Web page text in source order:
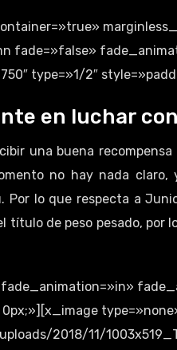
fade=»false»
type=»1/2″
en luchar
una buena
no hay nada claro,
Por lo que respecta a
de peso pesado, por
2018/11/